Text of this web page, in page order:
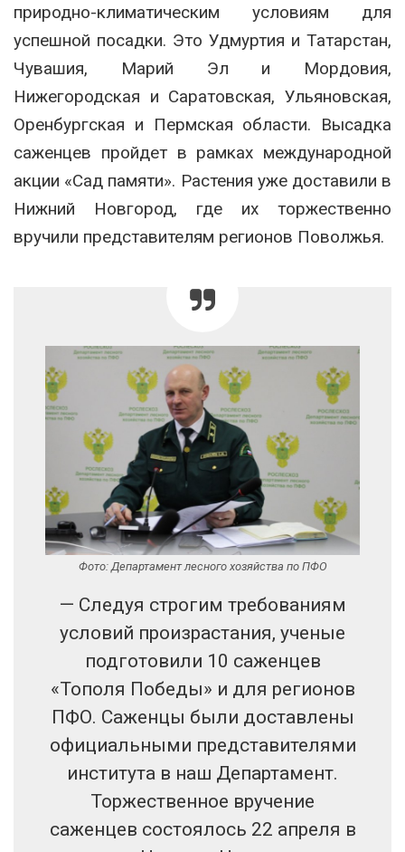
природно-климатическим условиям для
успешной посадки. Это Удмуртия и Татарстан,
Чувашия, Марий Эл и Мордовия,
Нижегородская и Саратовская, Ульяновская,
Оренбургская и Пермская области. Высадка
саженцев пройдет в рамках международной
акции «Сад памяти». Растения уже доставили в
Нижний Новгород, где их торжественно
вручили представителям регионов Поволжья.
Фото: Департамент лесного хозяйства по ПФО
— Следуя строгим требованиям
условий произрастания, ученые
подготовили 10 саженцев
«Тополя Победы» и для регионов
ПФО. Саженцы были доставлены
официальными представителями
института в наш Департамент.
Торжественное вручение
саженцев состоялось 22 апреля в